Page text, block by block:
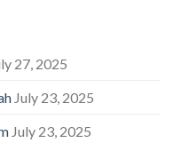
27, 2025
July 23, 2025
July 23, 2025